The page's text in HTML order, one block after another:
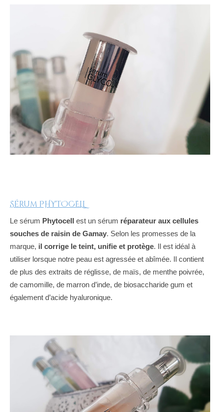
Sérum PHYTOCELL
Le sérum Phytocell est un sérum réparateur aux cellules
souches de raisin de Gamay. Selon les promesses de la
marque, il corrige le teint, unifie et protège. Il est idéal à
utiliser lorsque notre peau est agressée et abîmée. Il contient
de plus des extraits de réglisse, de maïs, de menthe poivrée,
de camomille, de marron d’inde, de biosaccharide gum et
également d’acide hyaluronique.